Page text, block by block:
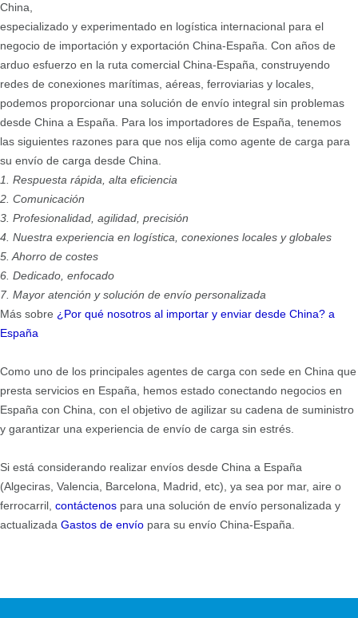
China,
especializado y experimentado en logística internacional para el
negocio de importación y exportación China-España. Con años de
arduo esfuerzo en la ruta comercial China-España, construyendo
redes de conexiones marítimas, aéreas, ferroviarias y locales,
podemos proporcionar una solución de envío integral sin problemas
desde China a España. Para los importadores de España, tenemos
las siguientes razones para que nos elija como agente de carga para
su envío de carga desde China.
1. Respuesta rápida, alta eficiencia
2. Comunicación
3. Profesionalidad, agilidad, precisión
4. Nuestra experiencia en logística, conexiones locales y globales
5. Ahorro de costes
6. Dedicado, enfocado
7. Mayor atención y solución de envío personalizada
Más sobre ¿Por qué nosotros al importar y enviar desde China? a
España
Como uno de los principales agentes de carga con sede en China que
presta servicios en España, hemos estado conectando negocios en
España con China, con el objetivo de agilizar su cadena de suministro
y garantizar una experiencia de envío de carga sin estrés.
Si está considerando realizar envíos desde China a España
(Algeciras, Valencia, Barcelona, Madrid, etc), ya sea por mar, aire o
ferrocarril, contáctenos para una solución de envío personalizada y
actualizada Gastos de envío para su envío China-España.